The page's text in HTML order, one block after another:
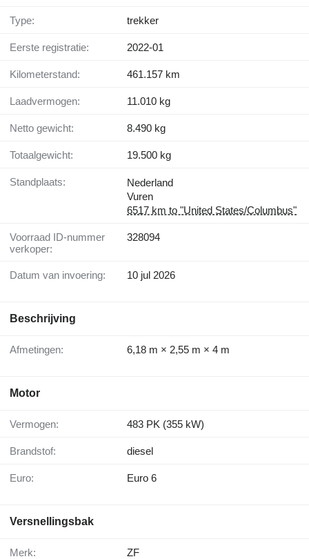
Type: trekker
Eerste registratie: 2022-01
Kilometerstand: 461.157 km
Laadvermogen: 11.010 kg
Netto gewicht: 8.490 kg
Totaalgewicht: 19.500 kg
Standplaats:
Nederland
Vuren
6517 km to "United States/Columbus"
Voorraad ID-nummer
verkoper:
328094
Datum van invoering: 10 jul 2026
Beschrijving
Afmetingen: 6,18 m × 2,55 m × 4 m
Motor
Vermogen: 483 PK (355 kW)
Brandstof: diesel
Euro: Euro 6
Versnellingsbak
Merk: ZF